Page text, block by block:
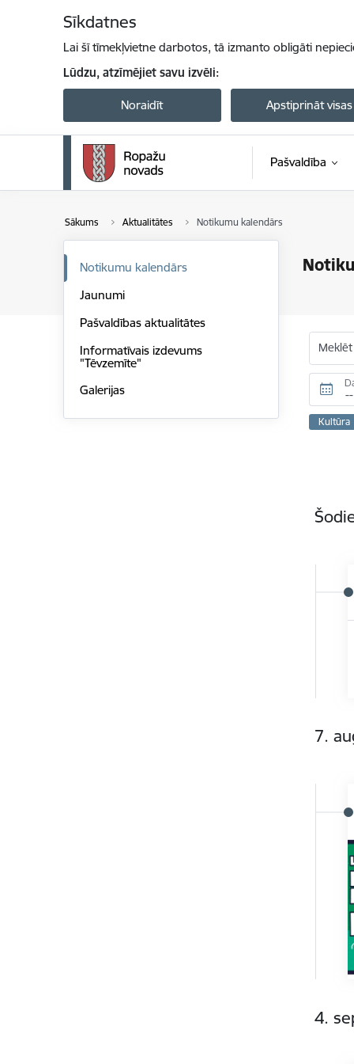
Sīkdatnes
Lai šī tīmekļvietne darbotos, tā izmanto obligāti
Lūdzu, atzīmējiet savu izvēli:
Noraidīt Apstiprināt visas
Pašvaldība
Sākums Aktualitātes Notikumu kalendārs
Notikumu kalendārs
Jaunumi
Pašvaldības aktualitātes
Informatīvais izdevums
"Tēvzemīte"
Galerijas
Kultūra
7.
4.